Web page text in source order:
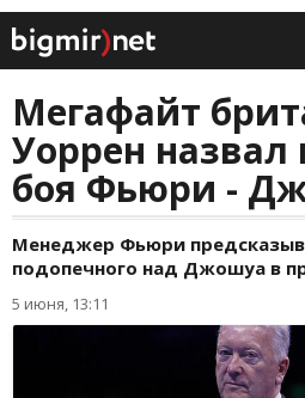
Мегафайт
Уоррен назвал
боя Фьюри -
Менеджер Фьюри
подопечного над Джошуа в
5 июня, 13:11